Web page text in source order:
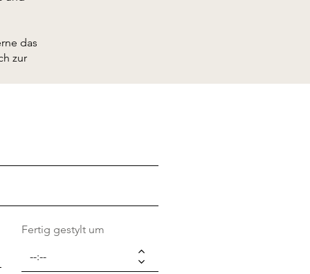
das
zur
Fertig gestylt um